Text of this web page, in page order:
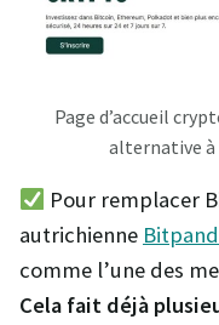
Page d’accueil
alternative à
Pour remplacer
autrichienne
comme l’une des
Cela fait déjà